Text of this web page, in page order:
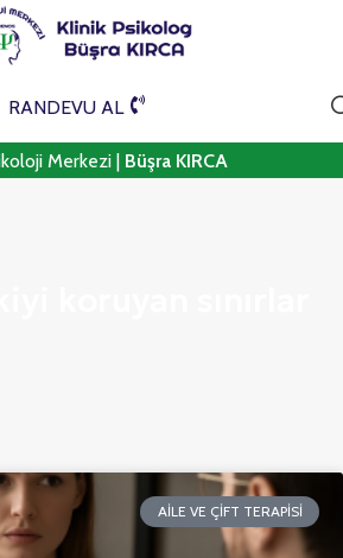
RANDEVU AL
Merkezi | Büşra KIRCA
AILE VE ÇIFT TERAPISI